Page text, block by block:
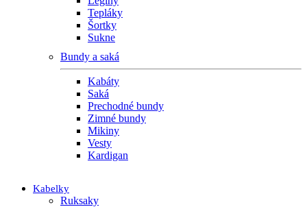
Tepláky
Šortky
Sukne
Bundy a saká
Kabáty
Saká
Prechodné bundy
Zimné bundy
Mikiny
Vesty
Kardigan
Kabelky
Ruksaky